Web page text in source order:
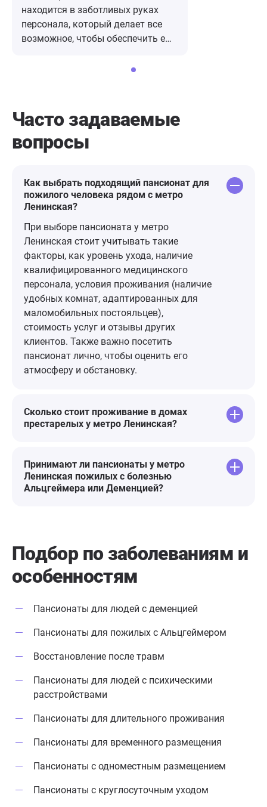
находится в заботливых руках
персонала, который делает все
возможное, чтобы обеспечить ему
чувствует себя счастливым.
условия созданы для
комфортного проживания, а
персонал всегда готов помочь и
ответить на любые вопросы.
индивидуальному подходу к
каждому постояльцу, мой отец
чувствует себя как дома. Я очень
благодарен персоналу пансионата
за их заботу и внимание к моему
отцу. Они делают все возможное,
чтобы он чувствовал себя хорошо
и счастливо. Я искренне
рекомендую этот пансионат всем,
кто ищет место, где их близкие
будут чувствовать себя
комфортно и безопасно.
Часто задаваемые
вопросы
Как выбрать подходящий пансионат для
пожилого человека рядом с метро
Ленинская?
При выборе пансионата у метро
Ленинская стоит учитывать такие
факторы, как уровень ухода, наличие
квалифицированного медицинского
персонала, условия проживания (наличие
удобных комнат, адаптированных для
маломобильных постояльцев),
стоимость услуг и отзывы других
клиентов. Также важно посетить
пансионат лично, чтобы оценить его
атмосферу и обстановку.
Сколько стоит проживание в домах
престарелых у метро Ленинская?
Принимают ли пансионаты у метро
Ленинская пожилых с болезнью
Альцгеймера или Деменцией?
Подбор по заболеваниям и
особенностям
Пансионаты для людей с деменцией
Пансионаты для пожилых с Альцгеймером
Восстановление после травм
Пансионаты для людей с психическими
расстройствами
Пансионаты для длительного проживания
Пансионаты для временного размещения
Пансионаты с одноместным размещением
Пансионаты с круглосуточным уходом